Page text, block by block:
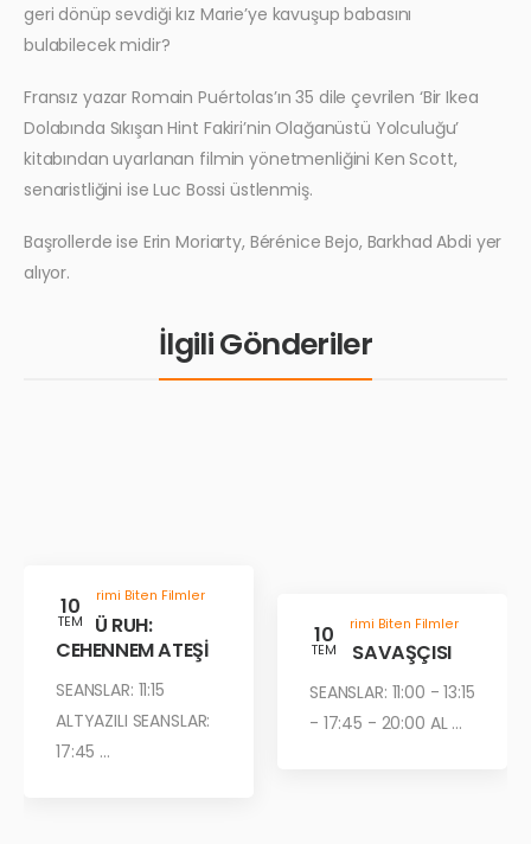
geri dönüp sevdiği kız Marie’ye kavuşup babasını
bulabilecek midir?
Fransız yazar Romain Puértolas’ın 35 dile çevrilen ‘Bir Ikea
Dolabında Sıkışan Hint Fakiri’nin Olağanüstü Yolculuğu’
kitabından uyarlanan filmin yönetmenliğini Ken Scott,
senaristliğini ise Luc Bossi üstlenmiş.
Başrollerde ise Erin Moriarty, Bérénice Bejo, Barkhad Abdi yer
alıyor.
İlgili Gönderiler
10
TEM
Gösterimi Biten Filmler
KÖTÜ RUH:
CEHENNEM ATEŞİ
SEANSLAR: 11:15
ALTYAZILI SEANSLAR:
17:45 ...
10
TEM
Gösterimi Biten Filmler
ÇÖL SAVAŞÇISI
SEANSLAR: 11:00 - 13:15
- 17:45 - 20:00 AL ...